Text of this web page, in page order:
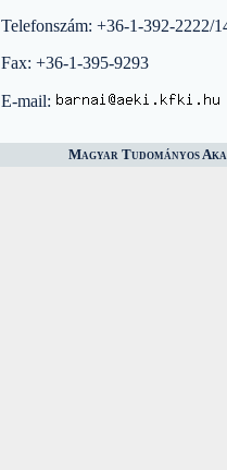
Telefonszám: +36-1-392-2222/
Fax: +36-1-395-9293
E-mail:
Magyar Tudományos